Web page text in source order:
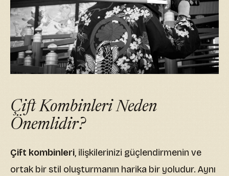
Çift Kombinleri Neden
Önemlidir?
Çift kombinleri, ilişkilerinizi güçlendirmenin ve
ortak bir stil oluşturmanın harika bir yoludur. Aynı